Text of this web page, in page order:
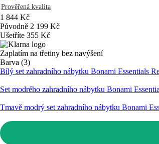
Prověřená kvalita
1 844 Kč
Původně 2 199 Kč
Ušetříte 355 Kč
Zaplatím na třetiny bez navýšení
Barva (3)
Bílý set zahradního nábytku Bonami Essentials
Set modrého zahradního nábytku Bonami
Tmavě modrý set zahradního nábytku Bonami